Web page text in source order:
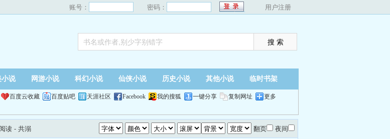
账号： 密码： 用户注册
小说 网游小说 科幻小说 仙侠小说 历史小说 其他小说 临时书架
百度云收藏 百度贴吧 天涯社区 Facebook 我的搜狐 一键分享 复制网址 更多
读 - 共溺 翻页 夜间